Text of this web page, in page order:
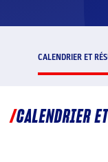
CALENDRIER ET
CALENDRIER